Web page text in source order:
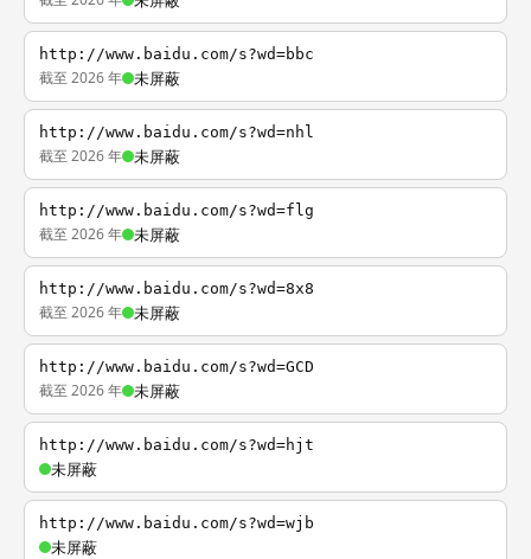
http://www.baidu.com/s?wd=bbc
截至 2026 年 未屏蔽
http://www.baidu.com/s?wd=nhl
截至 2026 年 未屏蔽
http://www.baidu.com/s?wd=flg
截至 2026 年 未屏蔽
http://www.baidu.com/s?wd=8x8
截至 2026 年 未屏蔽
http://www.baidu.com/s?wd=GCD
截至 2026 年 未屏蔽
http://www.baidu.com/s?wd=hjt
未屏蔽
http://www.baidu.com/s?wd=wjb
未屏蔽